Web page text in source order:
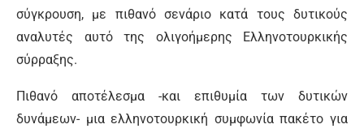
σύγκρουση, με πιθανό σενάριο κατά τους δυτικούς
αναλυτές αυτό της ολιγοήμερης Ελληνοτουρκικής
σύρραξης.
Πιθανό αποτέλεσμα -και επιθυμία των δυτικών
δυνάμεων- μια ελληνοτουρκική συμφωνία πακέτο για